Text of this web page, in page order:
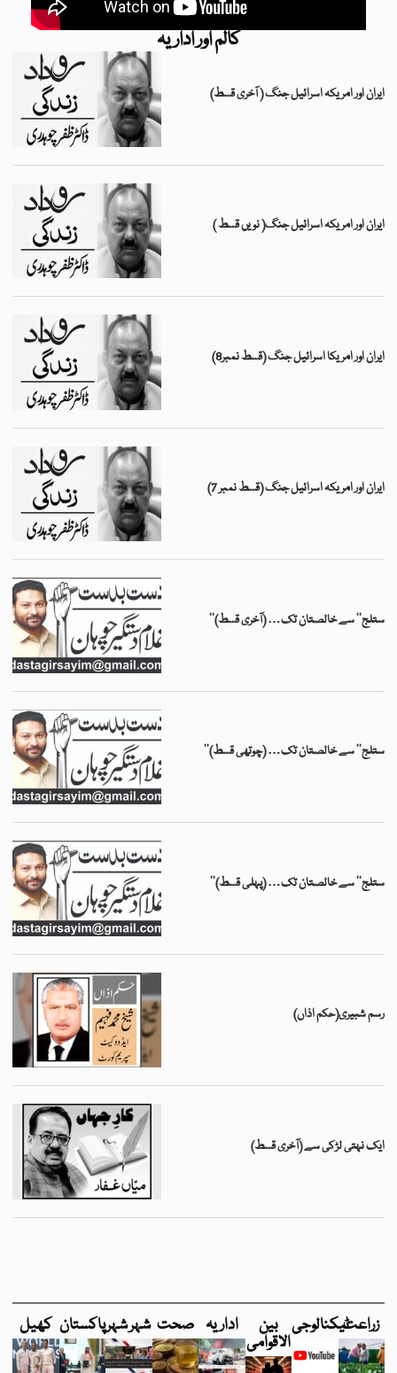
کالم اور اداریہ
ایران اور امریکہ اسرائیل جنگ ( آخری قسط)
ایران اور امریکہ اسرائیل جنگ( نویں قسط )
ایران اور امریکا اسرائیل جنگ (قسط نمبر8)
ایران اور امریکہ اسرائیل جنگ (قسط نمبر 7)
’’ستلج‘‘ سے خالصتان تک… (آخری قسط)
’’ستلج‘‘ سے خالصتان تک… (چوتھی قسط)
’’ستلج‘‘ سے خالصتان تک… (پہلی قسط)
رسم شبیری(حکم اذاں)
ایک نہتی لڑکی سے (آخری قسط)
زراعتٹیکنالوجی کھیل پاکستانشہر شہر صحت اداریہ بین
الاقوامی